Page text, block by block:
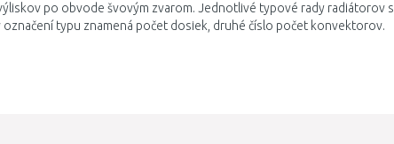
po obvode švovým zvarom. Jednotlivé typové rady radiátorov
typu znamená počet dosiek, druhé číslo počet konvektorov.